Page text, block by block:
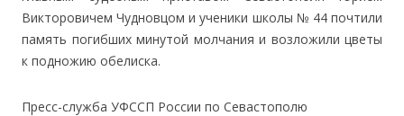
Викторовичем Чудновцом и ученики школы № 44 почтили
память погибших минутой молчания и возложили цветы
к подножию обелиска.
Пресс-служба УФССП России по Севастополю